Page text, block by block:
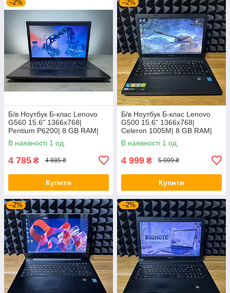
–2%
Б/в Ноутбук Б-клас Lenovo
G560 15.6" 1366x768|
Pentium P6200| 8 GB RAM|
120 GB SSD| HD
В наявності 1 од.
4 785 ₴ 4 885 ₴
Купити
–2%
Б/в Ноутбук Б-клас Lenovo
G500 15.6" 1366x768|
Celeron 1005M| 8 GB RAM|
128 GB SSD| HD
В наявності 1 од.
4 999 ₴ 5 099 ₴
Купити
–2% –2%